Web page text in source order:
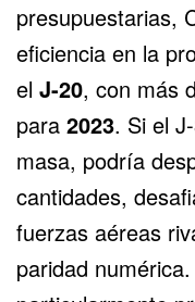
presupuestarias,
eficiencia en la
el J-20, con más
para 2023. Si el
masa, podría
cantidades,
fuerzas aéreas
paridad